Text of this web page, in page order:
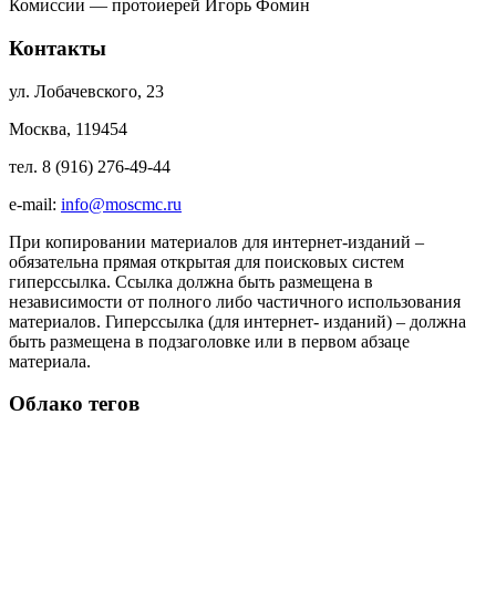
Комиссии — протоиерей Игорь Фомин
Контакты
ул. Лобачевского, 23
Москва, 119454
тел. 8 (916) 276-49-44
e-mail: info@moscmc.ru
При копировании материалов для интернет-изданий –
обязательна прямая открытая для поисковых систем
гиперссылка. Ссылка должна быть размещена в
независимости от полного либо частичного использования
материалов. Гиперссылка (для интернет- изданий) – должна
быть размещена в подзаголовке или в первом абзаце
материала.
Облако тегов